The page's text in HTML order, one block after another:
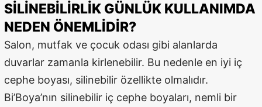
SILINEBILIRLIK GÜNLÜK KULLANIMDA
NEDEN ÖNEMLIDIR?
Salon, mutfak ve çocuk odası gibi alanlarda
duvarlar zamanla kirlenebilir. Bu nedenle en iyi iç
cephe boyası, silinebilir özellikte olmalıdır.
Bi’Boya’nın silinebilir iç cephe boyaları, nemli bir